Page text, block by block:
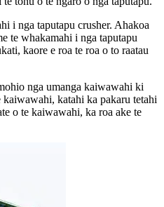
i nga taputapu crusher. Ahakoa
te whakamahi i nga taputapu
kaore e roa te roa o to raatau
nga umanga kaiwawahi ki
kaiwawahi, katahi ka pakaru tetahi
o te kaiwawahi, ka roa ake te